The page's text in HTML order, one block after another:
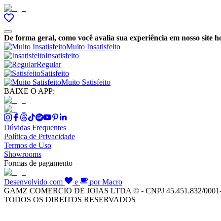
De forma geral, como você avalia sua experiência em nosso site
Muito Insatisfeito
Insatisfeito
Regular
Satisfeito
Muito Satisfeito
BAIXE O APP:
Dúvidas Frequentes
Política de Privacidade
Termos de Uso
Showrooms
Formas de pagamento
Desenvolvido com e
por Macro
GAMZ COMERCIO DE JOIAS LTDA © - CNPJ 45.451.832/
TODOS OS DIREITOS RESERVADOS